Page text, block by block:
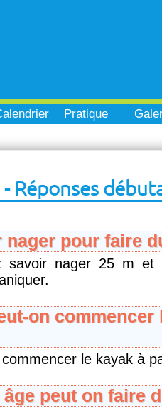
Pratique
Réponses
nager pour faire
savoir nager 25 m et
on commencer
le kayak à
peut on faire